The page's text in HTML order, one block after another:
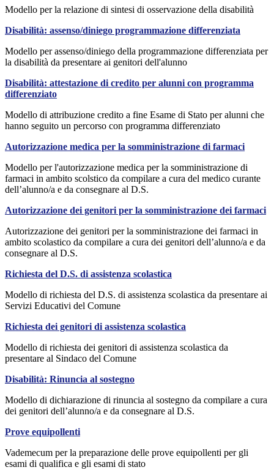
Modello per la relazione di sintesi di osservazione della disabilità
Disabilità: assenso/diniego programmazione differenziata
Modello per assenso/diniego della programmazione differenziata per
la disabilità da presentare ai genitori dell'alunno
Disabilità: attestazione di credito per alunni con programma
differenziato
Modello di attribuzione credito a fine Esame di Stato per alunni che
hanno seguito un percorso con programma differenziato
Autorizzazione medica per la somministrazione di farmaci
Modello per l'autorizzazione medica per la somministrazione di
farmaci in ambito scolstico da compilare a cura del medico curante
dell’alunno/a e da consegnare al D.S.
Autorizzazione dei genitori per la somministrazione dei farmaci
Autorizzazione dei genitori per la somministrazione dei farmaci in
ambito scolastico da compilare a cura dei genitori dell’alunno/a e da
consegnare al D.S.
Richiesta del D.S. di assistenza scolastica
Modello di richiesta del D.S. di assistenza scolastica da presentare ai
Servizi Educativi del Comune
Richiesta dei genitori di assistenza scolastica
Modello di richiesta dei genitori di assistenza scolastica da
presentare al Sindaco del Comune
Disabilità: Rinuncia al sostegno
Modello di dichiarazione di rinuncia al sostegno da compilare a cura
dei genitori dell’alunno/a e da consegnare al D.S.
Prove equipollenti
Vademecum per la preparazione delle prove equipollenti per gli
esami di qualifica e gli esami di stato